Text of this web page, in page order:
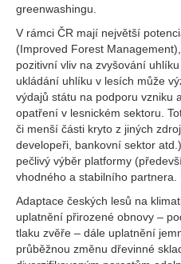
greenwashingu.
V rámci ČR mají největší
(Improved Forest
pozitivní vliv na zvyšování
ukládání uhlíku v lesích může
výdajů státu na podporu vzniku
opatření v lesnickém sektoru.
či menší části kryto z jiných
developeři, bankovní sektor
pečlivý výběr platformy
vhodného a stabilního partnera.
Adaptace českých lesů na
uplatnění přirozené obnovy –
tlaku zvěře – dále uplatnění
průběžnou změnu dřevinné